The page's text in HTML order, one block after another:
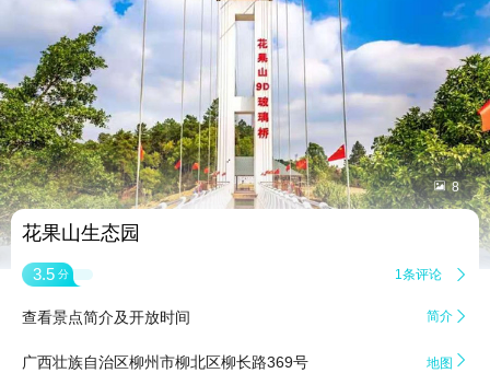
 8
花果山生态园
3.5 分 1条评论 
查看景点简介及开放时间 简介 
广西壮族自治区柳州市柳北区柳长路369号 地图 